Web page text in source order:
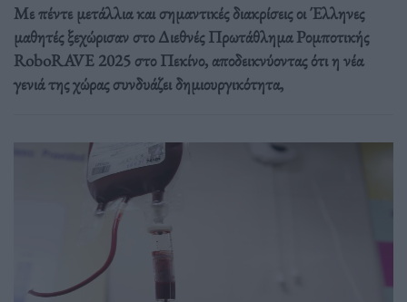
Με πέντε μετάλλια και σημαντικές διακρίσεις οι Έλληνες
μαθητές ξεχώρισαν στο Διεθνές Πρωτάθλημα Ρομποτικής
RoboRAVE 2025 στο Πεκίνο, αποδεικνύοντας ότι η νέα
γενιά της χώρας συνδυάζει δημιουργικότητα,